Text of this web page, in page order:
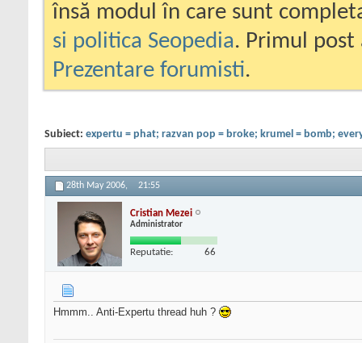
însă modul în care sunt
si politica Seopedia. Primul
Prezentare forumisti.
Subiect: expertu = phat; razvan pop = broke; krumel = bomb;
28th May 2006, 21:55
Cristian Mezei
Administrator
Reputatie: 66
Hmmm.. Anti-Expertu thread huh ?